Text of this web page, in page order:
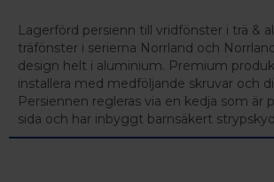
Lagerförd persienn till vridfönster i trä &
träfönster i serierna Norrland och
design helt i aluminium. Premium
installera med medföljande skruvar och
Persiennen regleras via en kedja som är
sida och har inbyggt barnsäkert